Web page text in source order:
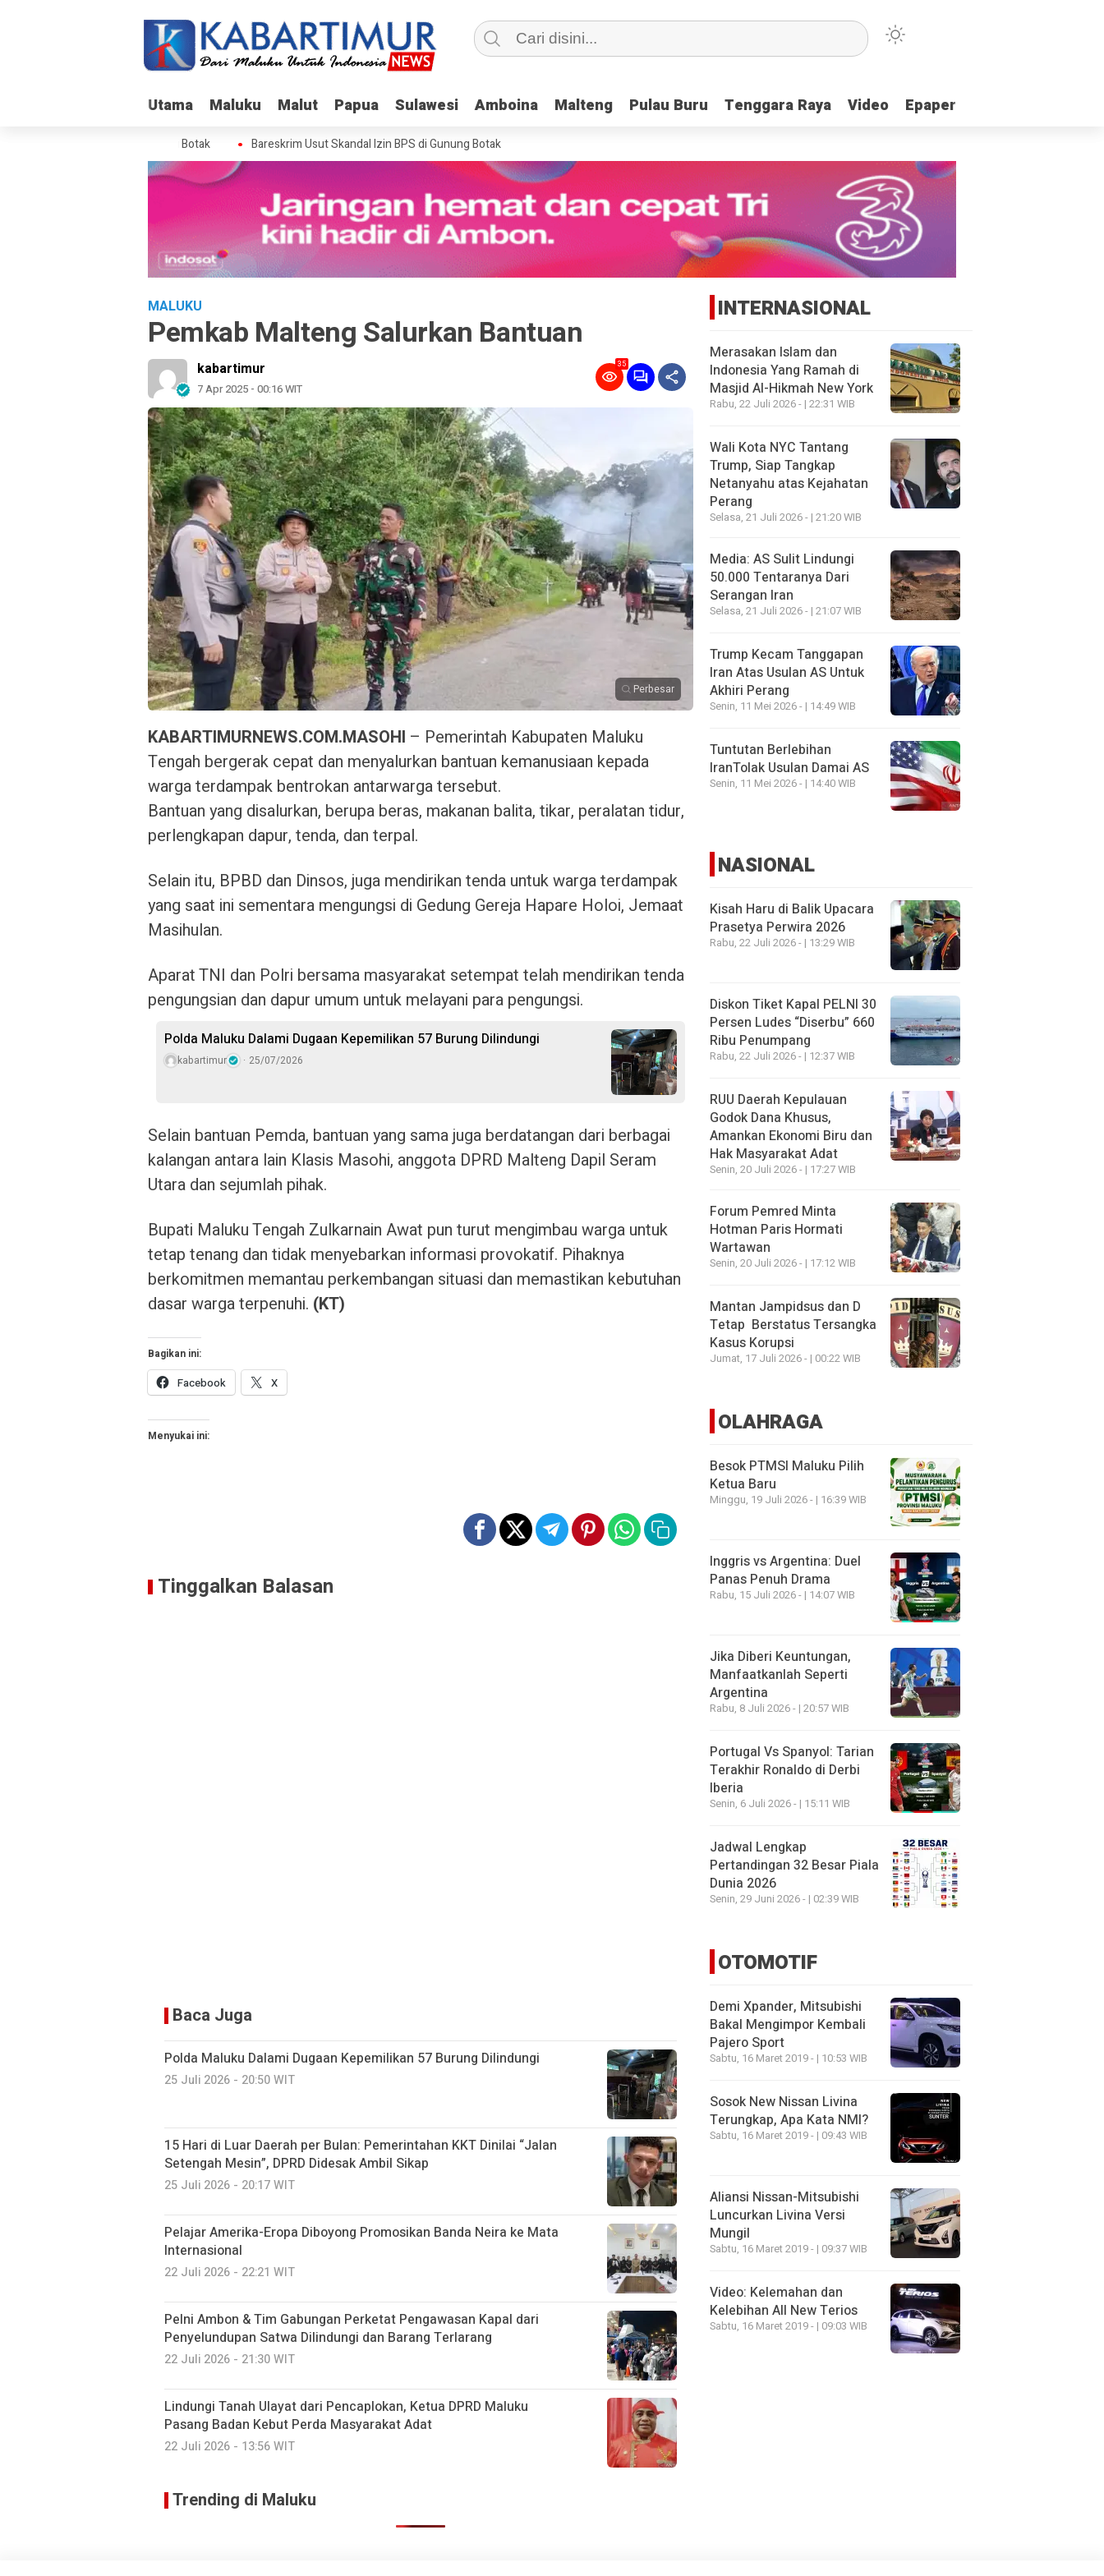
Utama Maluku Malut Papua Sulawesi Amboina Malteng Pulau Buru Tenggara Raya Video Epaper
Utama Maluku Malut Papua Sulawesi Amboina Malteng Pulau Buru Tenggara Raya Video Epaper
Skandal Izin BPS di Gunung Botak Bareskrim Usut Skandal Izin BPS di Gunung Botak
MALUKU
Pemkab Malteng Salurkan Bantuan
kabartimur
7 Apr 2025 - 00:16 WIT
35
Perbesar
KABARTIMURNEWS.COM.MASOHI – Pemerintah Kabupaten Maluku
Tengah bergerak cepat dan menyalurkan bantuan kemanusiaan kepada
warga terdampak bentrokan antarwarga tersebut.
Bantuan yang disalurkan, berupa beras, makanan balita, tikar, peralatan tidur,
perlengkapan dapur, tenda, dan terpal.
Selain itu, BPBD dan Dinsos, juga mendirikan tenda untuk warga terdampak
yang saat ini sementara mengungsi di Gedung Gereja Hapare Holoi, Jemaat
Masihulan.
Aparat TNI dan Polri bersama masyarakat setempat telah mendirikan tenda
pengungsian dan dapur umum untuk melayani para pengungsi.
Polda Maluku Dalami Dugaan Kepemilikan 57 Burung Dilindungi
kabartimur 25/07/2026
Selain bantuan Pemda, bantuan yang sama juga berdatangan dari berbagai
kalangan antara lain Klasis Masohi, anggota DPRD Malteng Dapil Seram
Utara dan sejumlah pihak.
Bupati Maluku Tengah Zulkarnain Awat pun turut mengimbau warga untuk
tetap tenang dan tidak menyebarkan informasi provokatif. Pihaknya
berkomitmen memantau perkembangan situasi dan memastikan kebutuhan
dasar warga terpenuhi. (KT)
Bagikan ini:
Facebook X
Menyukai ini:
Tinggalkan Balasan
Baca Juga
Polda Maluku Dalami Dugaan Kepemilikan 57 Burung Dilindungi
25 Juli 2026 - 20:50 WIT
15 Hari di Luar Daerah per Bulan: Pemerintahan KKT Dinilai “Jalan
Setengah Mesin”, DPRD Didesak Ambil Sikap
25 Juli 2026 - 20:17 WIT
Pelajar Amerika-Eropa Diboyong Promosikan Banda Neira ke Mata
Internasional
22 Juli 2026 - 22:21 WIT
Pelni Ambon & Tim Gabungan Perketat Pengawasan Kapal dari
Penyelundupan Satwa Dilindungi dan Barang Terlarang
22 Juli 2026 - 21:30 WIT
Lindungi Tanah Ulayat dari Pencaplokan, Ketua DPRD Maluku
Pasang Badan Kebut Perda Masyarakat Adat
22 Juli 2026 - 13:56 WIT
Trending di Maluku
INTERNASIONAL
Merasakan Islam dan
Indonesia Yang Ramah di
Masjid Al-Hikmah New York
Rabu, 22 Juli 2026 - | 22:31 WIB
Wali Kota NYC Tantang
Trump, Siap Tangkap
Netanyahu atas Kejahatan
Perang
Selasa, 21 Juli 2026 - | 21:20 WIB
Media: AS Sulit Lindungi
50.000 Tentaranya Dari
Serangan Iran
Selasa, 21 Juli 2026 - | 21:07 WIB
Trump Kecam Tanggapan
Iran Atas Usulan AS Untuk
Akhiri Perang
Senin, 11 Mei 2026 - | 14:49 WIB
Tuntutan Berlebihan
IranTolak Usulan Damai AS
Senin, 11 Mei 2026 - | 14:40 WIB
NASIONAL
Kisah Haru di Balik Upacara
Prasetya Perwira 2026
Rabu, 22 Juli 2026 - | 13:29 WIB
Diskon Tiket Kapal PELNI 30
Persen Ludes “Diserbu” 660
Ribu Penumpang
Rabu, 22 Juli 2026 - | 12:37 WIB
RUU Daerah Kepulauan
Godok Dana Khusus,
Amankan Ekonomi Biru dan
Hak Masyarakat Adat
Senin, 20 Juli 2026 - | 17:27 WIB
Forum Pemred Minta
Hotman Paris Hormati
Wartawan
Senin, 20 Juli 2026 - | 17:12 WIB
Mantan Jampidsus dan D
Tetap Berstatus Tersangka
Kasus Korupsi
Jumat, 17 Juli 2026 - | 00:22 WIB
OLAHRAGA
Besok PTMSI Maluku Pilih
Ketua Baru
Minggu, 19 Juli 2026 - | 16:39 WIB
Inggris vs Argentina: Duel
Panas Penuh Drama
Rabu, 15 Juli 2026 - | 14:07 WIB
Jika Diberi Keuntungan,
Manfaatkanlah Seperti
Argentina
Rabu, 8 Juli 2026 - | 20:57 WIB
Portugal Vs Spanyol: Tarian
Terakhir Ronaldo di Derbi
Iberia
Senin, 6 Juli 2026 - | 15:11 WIB
Jadwal Lengkap
Pertandingan 32 Besar Piala
Dunia 2026
Senin, 29 Juni 2026 - | 02:39 WIB
OTOMOTIF
Demi Xpander, Mitsubishi
Bakal Mengimpor Kembali
Pajero Sport
Sabtu, 16 Maret 2019 - | 10:53 WIB
Sosok New Nissan Livina
Terungkap, Apa Kata NMI?
Sabtu, 16 Maret 2019 - | 09:43 WIB
Aliansi Nissan-Mitsubishi
Luncurkan Livina Versi
Mungil
Sabtu, 16 Maret 2019 - | 09:37 WIB
Video: Kelemahan dan
Kelebihan All New Terios
Sabtu, 16 Maret 2019 - | 09:03 WIB